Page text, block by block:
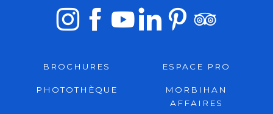
BROCHURES ESPACE PRO
PHOTOTHÈQUE
MORBIHAN
AFFAIRES